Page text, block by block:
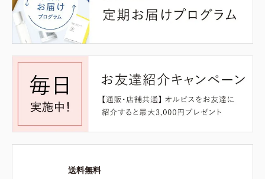
送料無料